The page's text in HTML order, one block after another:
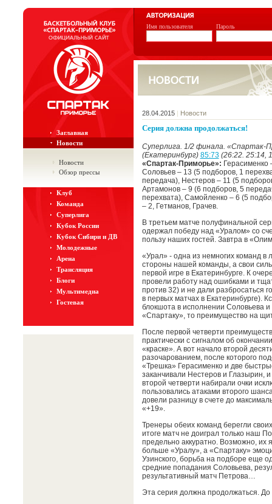
Имя пользователя Пароль
Заглавная
Новости
Новости
Обзор прессы
Клуб
Команда
Суперлига
Кубок России
Кубок Сибири и ДВ
Молодежные
Арена
Трансляция
Блоги
Мультимедиа
Гостевая
28.04.2015 | Новости
Серия должна продолжаться!
Суперлига. 1/2 финала. «Спартак-
(Екатеринбург) 85:73(26:22. 25:14,
«Спартак-Приморье»: Герасименко
Соловьев – 13 (5 подборов, 1
передача), Нестеров – 11 (5
Артамонов – 9 (6 подборов, 5
перехвата), Самойленко – 6 (5
– 2, Гетманов, Грачев.
В третьем матче полуфинальной
одержал победу над «Уралом» со
пользу наших гостей. Завтра в
«Урал» - одна из немногих команд в
стороны нашей команды, а свои
первой игре в Екатеринбурге. К
провели работу над ошибками и
против 32) и не дали разбросаться
в первых матчах в Екатеринбурге).
блокшота в исполнении Соловьева
«Спартаку», то преимущество на
После первой четверти
практически с сигналом об
«краске». А вот начало второй
разочарованием, после которого
«Трешка» Герасименко и две
заканчивали Нестеров и Глазырин,
второй четверти набирали очки
пользовались атаками второго
довели разницу в счете до
«+19».
Тренеры обеих команд берегли
итоге матч не доиграл только наш
предельно аккуратно. Возможно, их
больше «Уралу», а «Спартаку»
Узинского, борьба на подборе еще
средние попадания Соловьева,
результативный матч Петрова…
Эта серия должна продолжаться.